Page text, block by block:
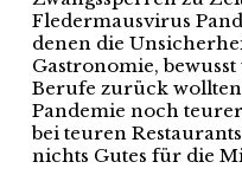
Fledermausvirus
denen die
Gastronomie,
Berufe zurück
Pandemie noch
bei teuren
nichts Gutes für die